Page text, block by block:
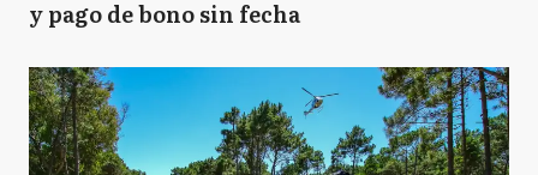
y pago de bono sin fecha